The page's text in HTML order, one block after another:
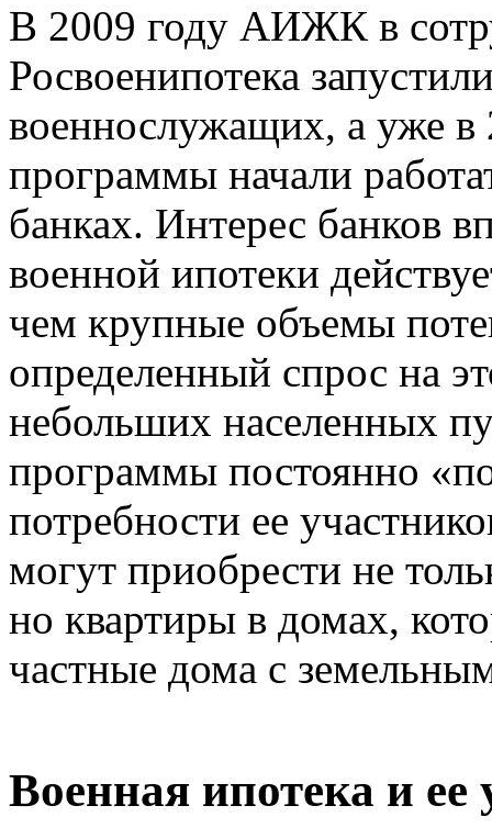
В 2009 году АИЖК в
Росвоенипотека
военнослужащих, а уже в
программы начали
банках. Интерес банков
военной ипотеки
чем крупные объемы
определенный спрос на
небольших населенных
программы постоянно
потребности ее
могут приобрести не
но квартиры в домах,
частные дома с
Военная ипотека и ее